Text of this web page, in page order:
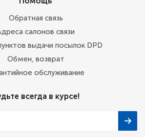
Обратная связь
салонов связи
выдачи посылок DPD
Обмен, возврат
обслуживание
всегда в курсе!